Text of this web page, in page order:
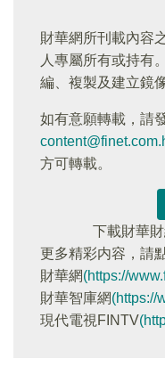
財華網所刊載內容
人專屬所有或持有
編、複製及建立鏡
如有意願轉載，請
方可轉載。
下載財華
更多精彩内容，請
財華網(https://
財華智庫網(https://
現代電視FINTV